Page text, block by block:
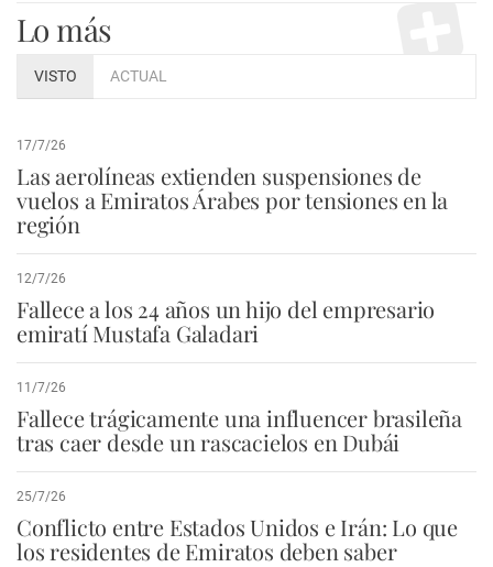
Lo más
VISTO ACTUAL
17/7/26
Las aerolíneas extienden suspensiones de
vuelos a Emiratos Árabes por tensiones en la
región
12/7/26
Fallece a los 24 años un hijo del empresario
emiratí Mustafa Galadari
11/7/26
Fallece trágicamente una influencer brasileña
tras caer desde un rascacielos en Dubái
25/7/26
Conflicto entre Estados Unidos e Irán: Lo que
los residentes de Emiratos deben saber